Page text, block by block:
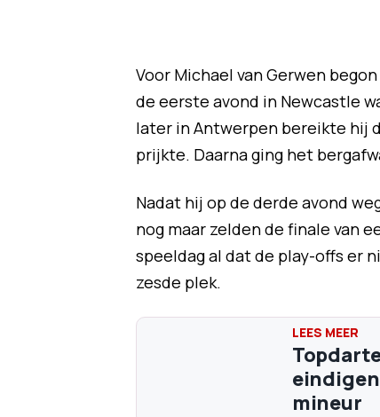
Voor Michael van Gerwen
de eerste avond in Newcastle
later in Antwerpen bereikte hij
prijkte. Daarna ging het
Nadat hij op de derde avond
nog maar zelden de finale van
speeldag al dat de play-offs er
zesde plek.
mineur